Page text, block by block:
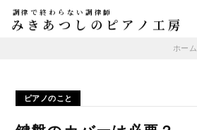
調律で終わらない調律師
みきあつしのピアノ工房
ホーム
ピアノのこと